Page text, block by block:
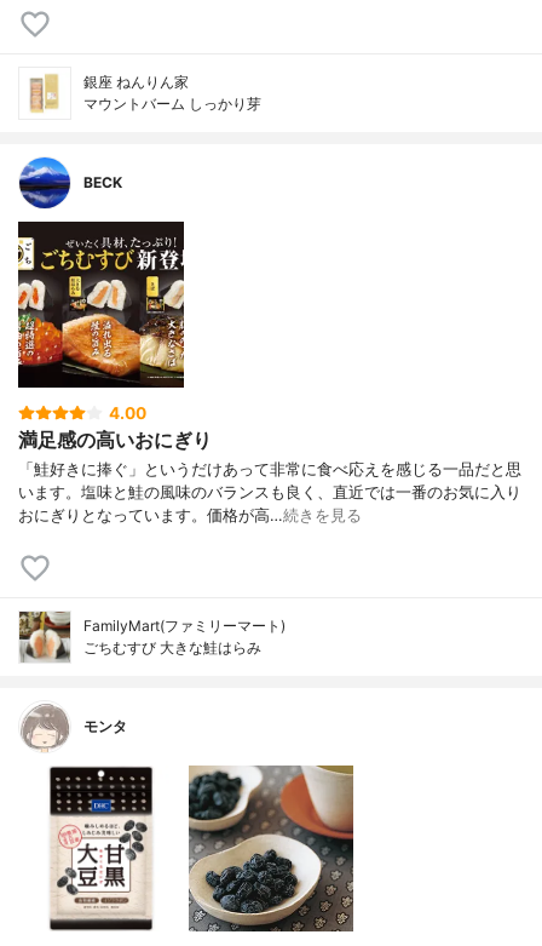
銀座 ねんりん家
マウントバーム しっかり芽
BECK
4.00
満足感の高いおにぎり
「鮭好きに捧ぐ」というだけあって非常に食べ応えを感じる一品だと思
います。塩味と鮭の風味のバランスも良く、直近では一番のお気に入り
おにぎりとなっています。価格が高…続きを見る
FamilyMart(ファミリーマート)
ごちむすび 大きな鮭はらみ
モンタ